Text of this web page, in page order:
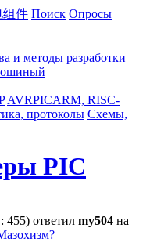
组件 Поиск Опросы
и методы разработки
AVRPICARM, RISC-
протоколы Схемы,
PIC
455) ответил my504 на